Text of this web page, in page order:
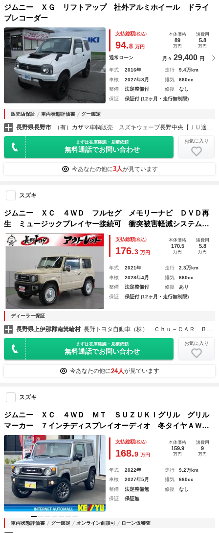
ジムニー ＸＧ リフトアップ 社外アルミホイール ドライ
ブレコーダー
支払総額(税込)
94.8 万円
本体価格
89
万円
諸費用
5.8
万円
通常ローン 月々 29,400 円
年式 2016年 走行
9.4万km
車検
2027年8月 排気
660cc
整備
法定整備付 修復
なし
保証
保証付 (12ヶ月・走行無制限)
販売店保証 車両状態評価書 グー鑑定
長野県長野市
まずは在庫確認・見積依頼
無料通話でお問い合わせ
お気に入り
今あなたの他に3人が見ています
スズキ
ジムニー ＸＣ ４ＷＤ フルセグ メモリーナビ ＤＶＤ再
生 ミュージックプレイヤー接続可 衝突被害軽減システム
ＥＴＣ ＬＥＤヘッドランプ ワンオーナー 記録簿
支払総額(税込)
176.3 万円
本体価格
170.5
万円
諸費用
5.8
万円
年式 2021年 走行
2.3万km
車検
2028年4月 排気
660cc
整備
法定整備付 修復
あり
保証
保証付 (12ヶ月・走行無制限)
ディーラー保証
長野県上伊那郡南箕輪村 長野トヨタ自動車（株） Ｃｈｕ－ＣＡＲ ＢＯＸ伊那店
まずは在庫確認・見積依頼
無料通話でお問い合わせ
お気に入り
今あなたの他に24人が見ています
スズキ
ジムニー ＸＣ ４ＷＤ ＭＴ ＳＵＺＵＫＩグリル グリル
マーカー ７インチディスプレイオーディオ 冬タイヤＡＷセ
ット付 ＬＥＤヘッドライト Ｂｌｕｅｔｏｏｔｈ ＥＴＣ
クルーズコントロール シートヒーター スペアキ
支払総額(税込)
168.9 万円
本体価格
159.9
万円
諸費用
9
万円
年式 2022年 走行
9.2万km
車検
2027年5月 排気
660cc
整備
法定整備無 修復
なし
保証
保証無
車両状態評価書 グー鑑定 オンライン商談可 ローン仮審査